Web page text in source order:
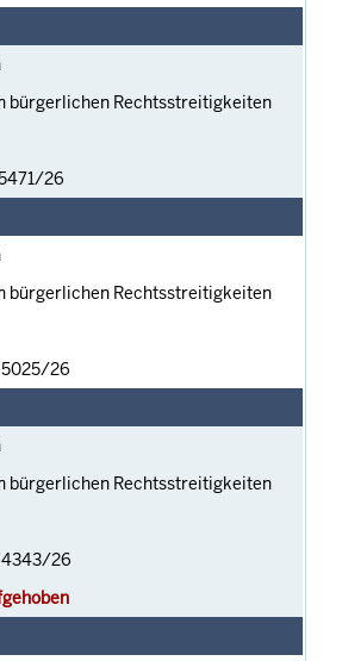
bürgerlichen Rechtsstreitigkeiten
26
bürgerlichen Rechtsstreitigkeiten
5025/26
bürgerlichen Rechtsstreitigkeiten
4343/26